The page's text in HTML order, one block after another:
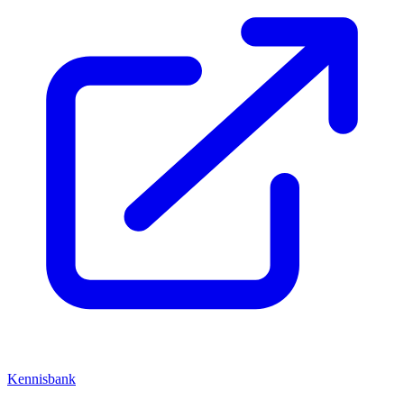
Kennisbank